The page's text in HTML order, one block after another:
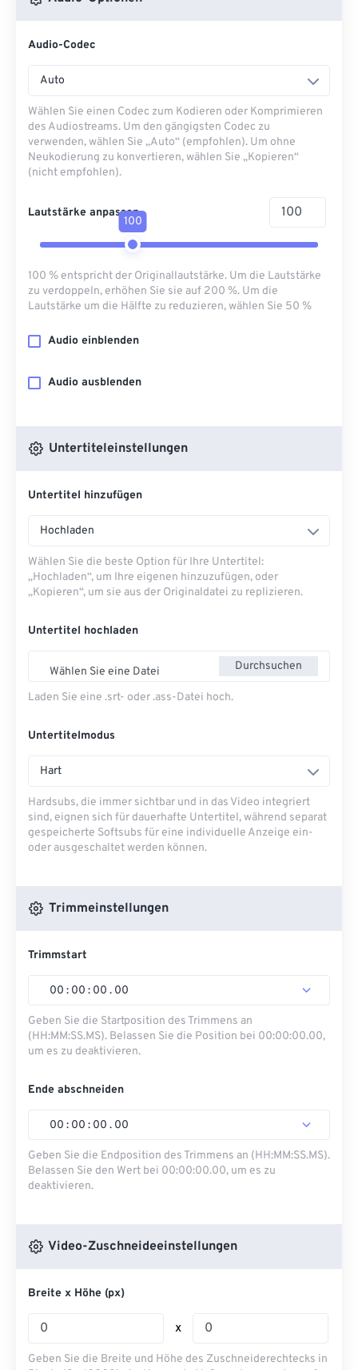
Audio-Codec
Auto
Wählen Sie einen Codec zum Kodieren oder Komprimieren
des Audiostreams. Um den gängigsten Codec zu
verwenden, wählen Sie „Auto“ (empfohlen). Um ohne
Neukodierung zu konvertieren, wählen Sie „Kopieren“
(nicht empfohlen).
Lautstärke anpassen
100
100 % entspricht der Originallautstärke. Um die Lautstärke
zu verdoppeln, erhöhen Sie sie auf 200 %. Um die
Lautstärke um die Hälfte zu reduzieren, wählen Sie 50 %
Audio einblenden
Audio ausblenden
Untertiteleinstellungen
Untertitel hinzufügen
Hochladen
Wählen Sie die beste Option für Ihre Untertitel:
„Hochladen“, um Ihre eigenen hinzuzufügen, oder
„Kopieren“, um sie aus der Originaldatei zu replizieren.
Untertitel hochladen
Wählen Sie eine Datei Durchsuchen
Laden Sie eine .srt- oder .ass-Datei hoch.
Untertitelmodus
Hart
Hardsubs, die immer sichtbar und in das Video integriert
sind, eignen sich für dauerhafte Untertitel, während separat
gespeicherte Softsubs für eine individuelle Anzeige ein-
oder ausgeschaltet werden können.
Trimmeinstellungen
Trimmstart
00 : 00 : 00 . 00
Geben Sie die Startposition des Trimmens an
(HH:MM:SS.MS). Belassen Sie die Position bei 00:00:00.00,
um es zu deaktivieren.
Ende abschneiden
00 : 00 : 00 . 00
Geben Sie die Endposition des Trimmens an (HH:MM:SS.MS).
Belassen Sie den Wert bei 00:00:00.00, um es zu
deaktivieren.
Video-Zuschneideeinstellungen
Breite x Höhe (px)
x
Geben Sie die Breite und Höhe des Zuschneiderechtecks ​​in